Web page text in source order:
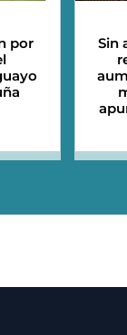
por
Sin